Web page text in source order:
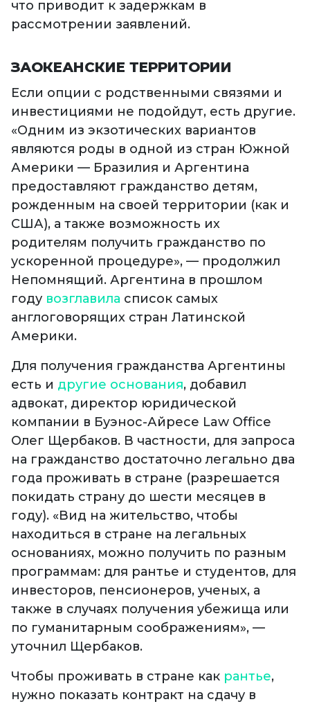
что приводит к задержкам в
рассмотрении заявлений.
ЗАОКЕАНСКИЕ ТЕРРИТОРИИ
Если опции с родственными связями и
инвестициями не подойдут, есть другие.
«Одним из экзотических вариантов
являются роды в одной из стран Южной
Америки — Бразилия и Аргентина
предоставляют гражданство детям,
рожденным на своей территории (как и
США), а также возможность их
родителям получить гражданство по
ускоренной процедуре», — продолжил
Непомнящий. Аргентина в прошлом
году возглавила список самых
англоговорящих стран Латинской
Америки.
Для получения гражданства Аргентины
есть и другие основания, добавил
адвокат, директор юридической
компании в Буэнос-Айресе Law Office
Олег Щербаков. В частности, для запроса
на гражданство достаточно легально два
года проживать в стране (разрешается
покидать страну до шести месяцев в
году). «Вид на жительство, чтобы
находиться в стране на легальных
основаниях, можно получить по разным
программам: для рантье и студентов, для
инвесторов, пенсионеров, ученых, а
также в случаях получения убежища или
по гуманитарным соображениям», —
уточнил Щербаков.
Чтобы проживать в стране как рантье,
нужно показать контракт на сдачу в